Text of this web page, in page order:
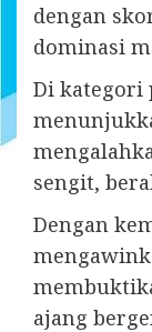
dengan
dominasi
Di kategori
sengit,
Dengan
ajang